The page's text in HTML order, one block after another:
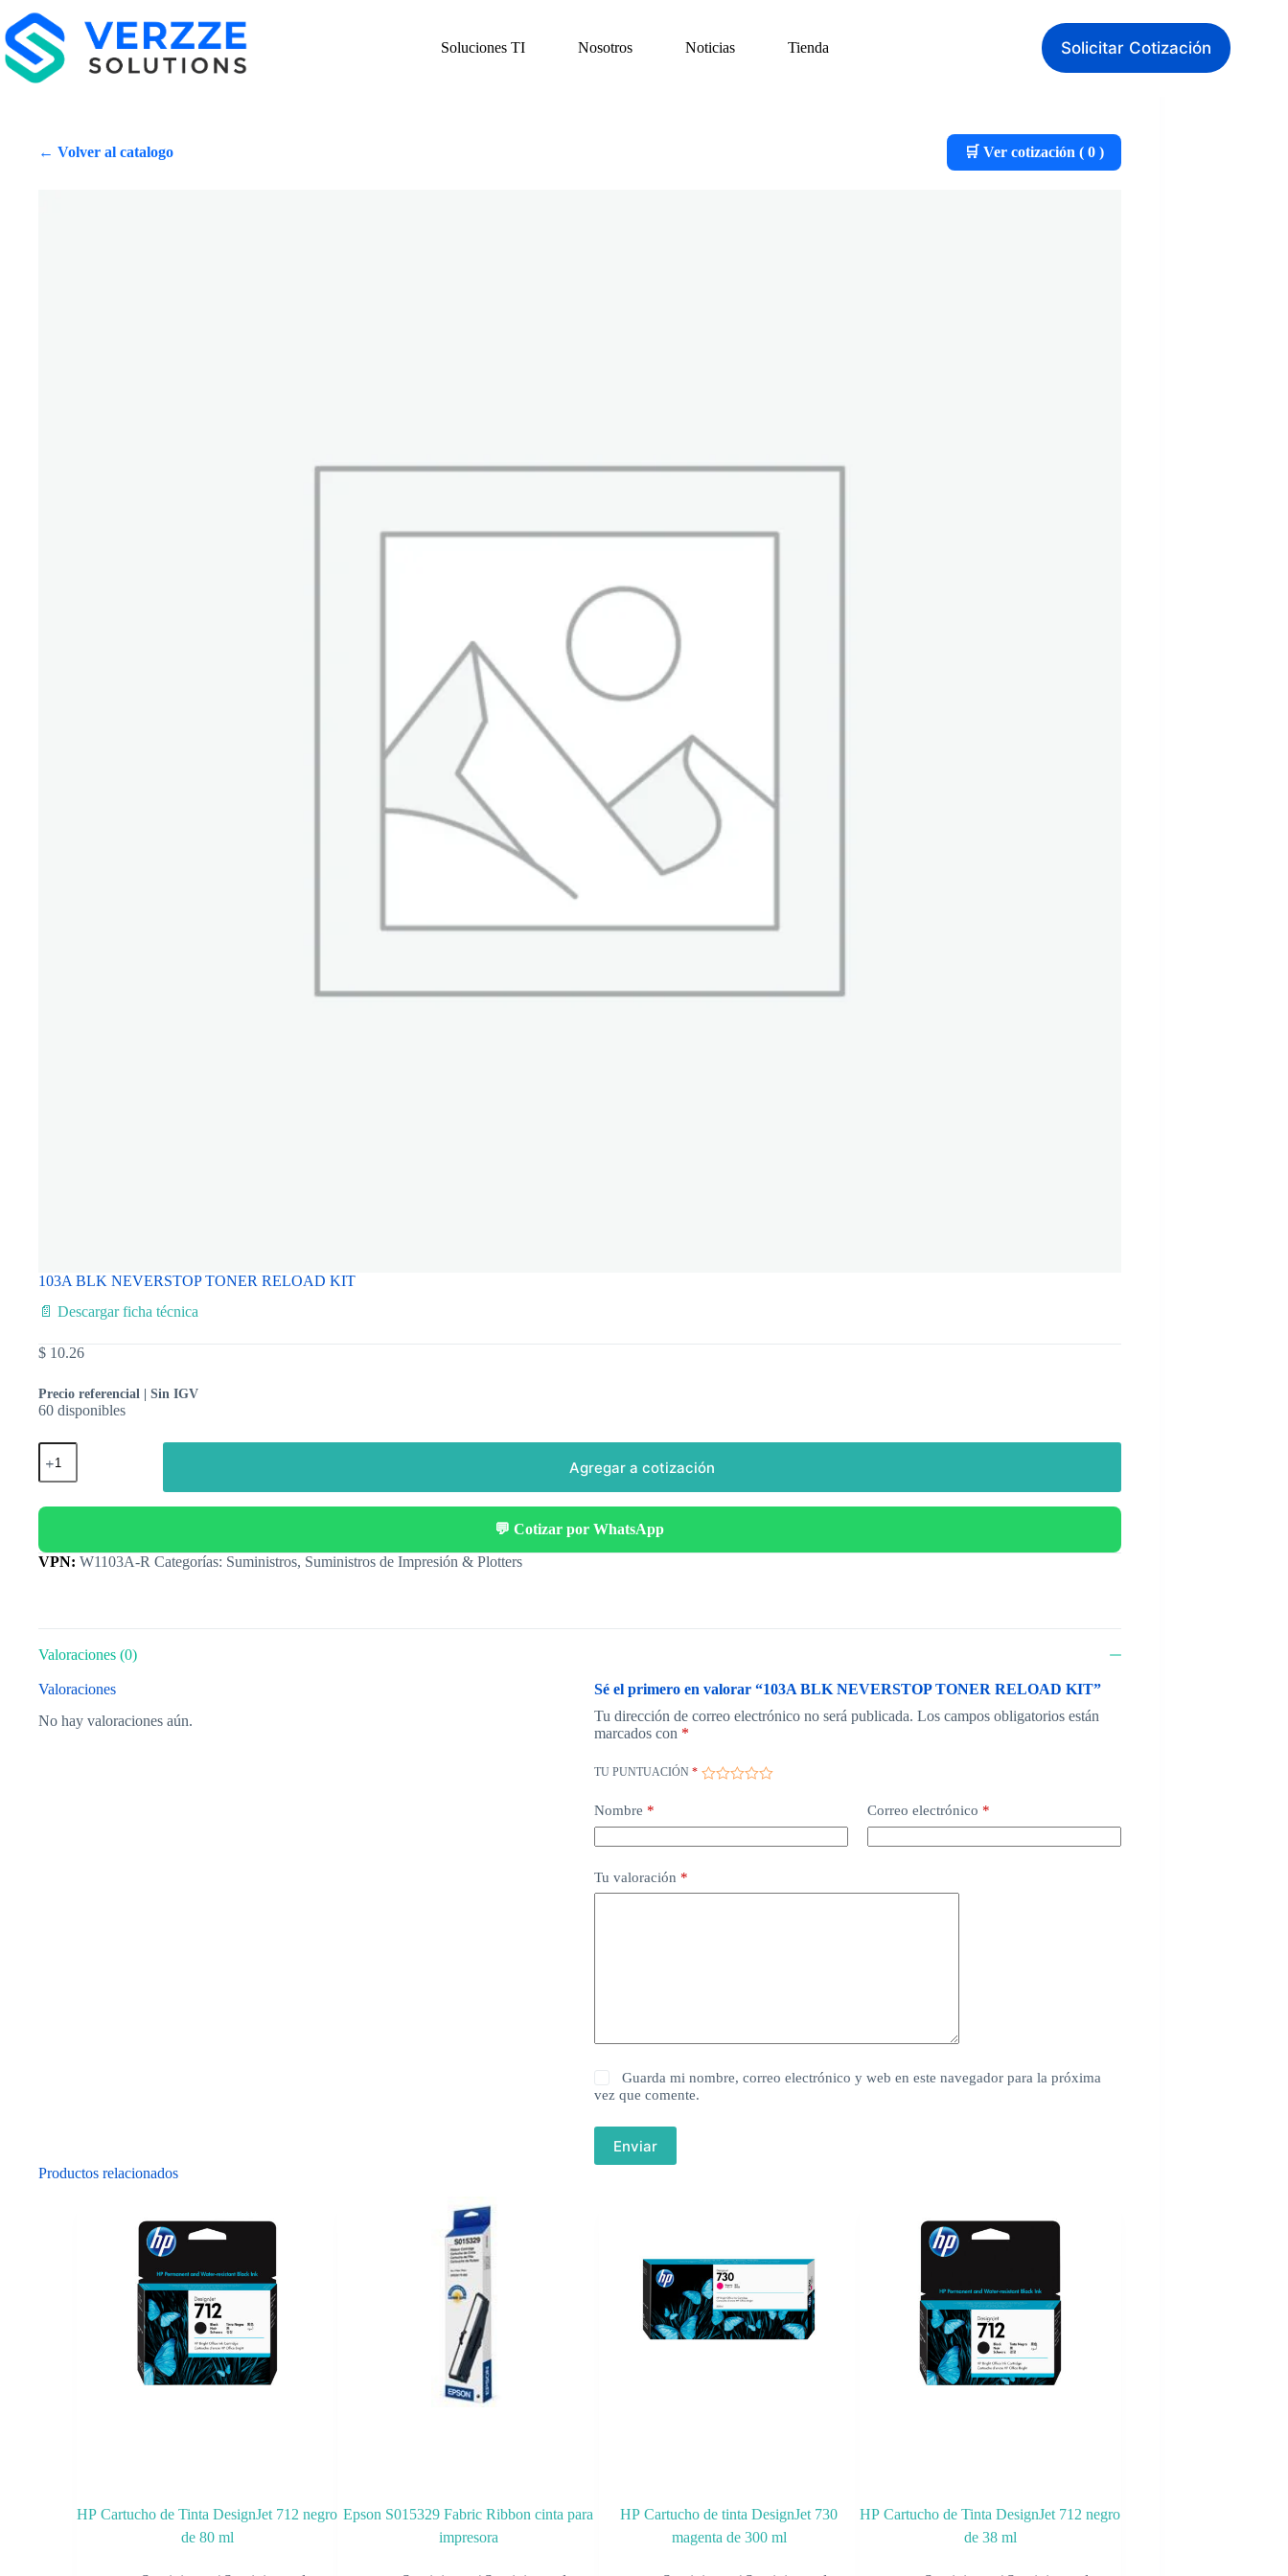
Soluciones TI Nosotros Noticias Tienda Solicitar Cotización
← Volver al catalogo 🛒 Ver cotización (0 )
103A BLK NEVERSTOP TONER RELOAD KIT
📄 Descargar ficha técnica
$ 10.26
Precio referencial | Sin IGV
60 disponibles
Agregar a cotización
💬 Cotizar por WhatsApp
Categorías: Suministros, Suministros de Impresión & Plotters
Valoraciones (0)
Valoraciones
No hay valoraciones aún.
Sé el primero en valorar “103A BLK NEVERSTOP TONER RELOAD KIT”
Tu dirección de correo electrónico no será publicada. Los campos obligatorios están
marcados con *
TU PUNTUACIÓN *
Nombre * Correo electrónico *
Tu valoración *
Guarda mi nombre, correo electrónico y web en este navegador para la próxima
vez que comente.
Enviar
Productos relacionados
HP Cartucho de Tinta DesignJet 712 negro
de 80 ml
Epson S015329 Fabric Ribbon cinta para
impresora
HP Cartucho de tinta DesignJet 730
magenta de 300 ml
HP Cartucho de Tinta DesignJet 712 negro
de 38 ml